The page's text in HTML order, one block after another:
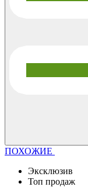
ПОХОЖИЕ
Эксклюзив
Топ продаж